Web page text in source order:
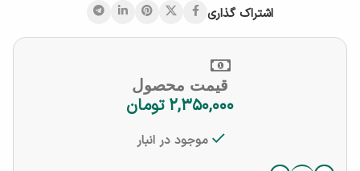
اشتراک گذاری
قیمت محصول
۲,۳۵۰,۰۰۰ تومان
موجود در انبار